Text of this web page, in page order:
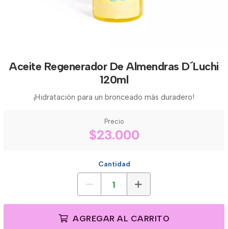
Aceite Regenerador De Almendras D´Luchi
120ml
¡Hidratación para un bronceado más duradero!
Precio
$23.000
Cantidad
AGREGAR AL CARRITO